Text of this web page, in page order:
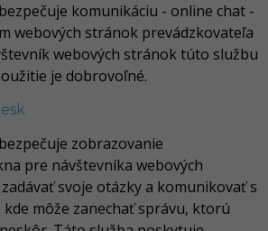
komunikáciu - online chat -
webových stránok prevádzkovateľa
webových stránok túto službu
je dobrovoľné.
zobrazovanie
pre návštevníka webových
svoje otázky a komunikovať s
môže zanechať správu, ktorú